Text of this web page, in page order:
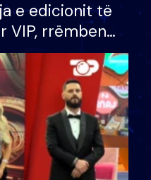
e edicionit të
VIP, rrëmben
100 mijë eurosh